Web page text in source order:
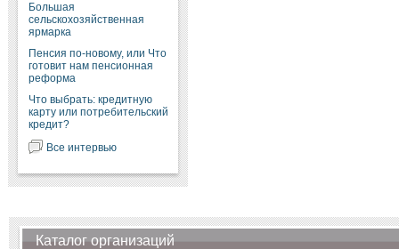
Большая
сельскохозяйственная
ярмарка
Пенсия по-новому, или Что
готовит нам пенсионная
реформа
Что выбрать: кредитную
карту или потребительский
кредит?
Все интервью
Каталог организаций